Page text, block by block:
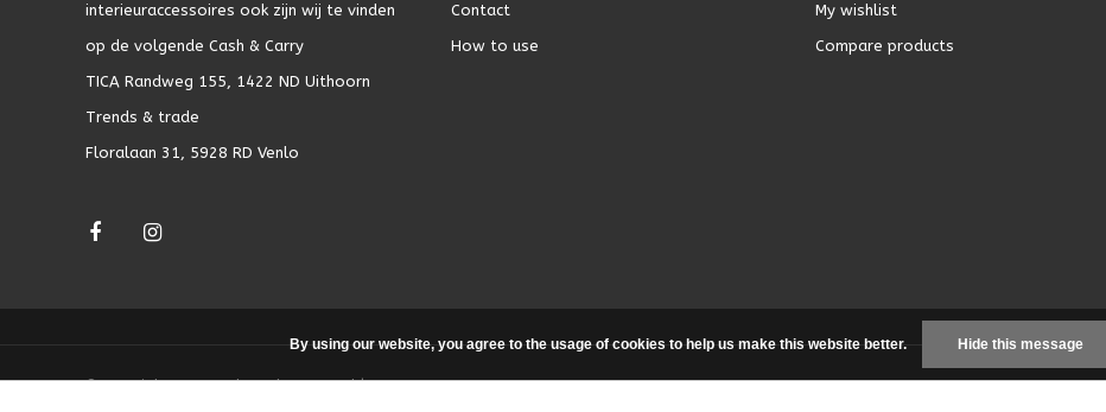
interieuraccessoires ook zijn wij te vinden
op de volgende Cash & Carry
TICA Randweg 155, 1422 ND Uithoorn
Trends & trade
Floralaan 31, 5928 RD Venlo
Contact
How to use
My wishlist
Compare products
© Copyright 2026 - Theme byDMWS.nl|
By using our website, you agree to the usage of cookies to help us make this website better. Hide this message